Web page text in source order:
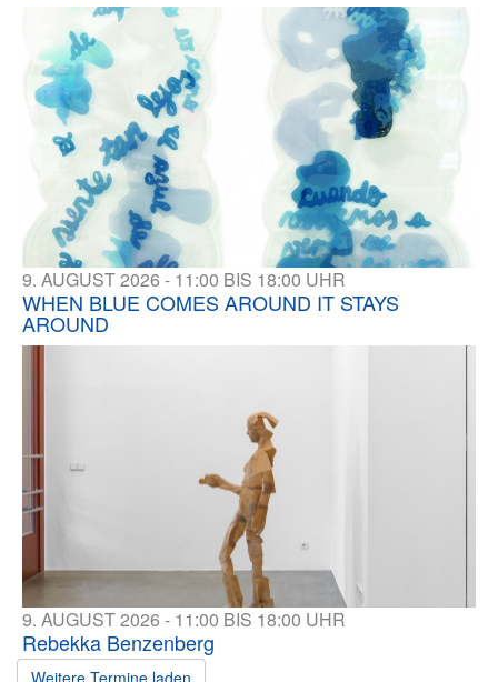
9. AUGUST 2026 - 11:00 BIS 18:00 UHR
WHEN BLUE COMES AROUND IT STAYS
AROUND
9. AUGUST 2026 - 11:00 BIS 18:00 UHR
Rebekka Benzenberg
Weitere Termine laden